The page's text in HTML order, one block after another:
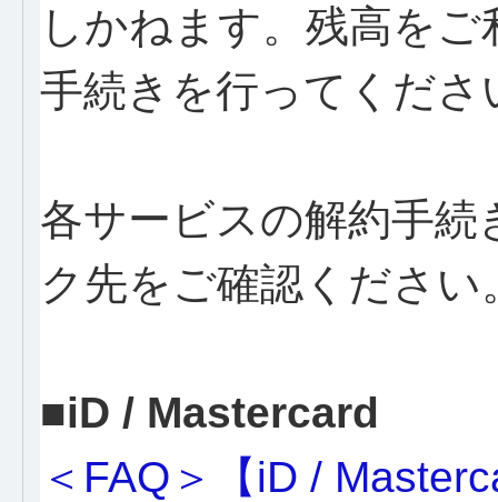
しかねます。残高を
手続きを行ってくださ
各サービスの解約手
ク先をご確認ください
■iD / Mastercard
＜FAQ＞【iD /